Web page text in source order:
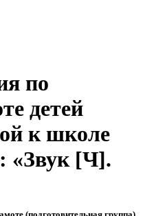
по
детей
к школе
«Звук [Ч].